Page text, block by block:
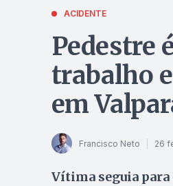
ACIDENTE
Pedestre
trabalho
em
Francisco Neto 26
Vítima seguia para